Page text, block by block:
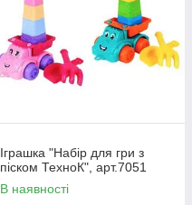
Іграшка "Набір для гри з
піском ТехноК", арт.7051
В наявності